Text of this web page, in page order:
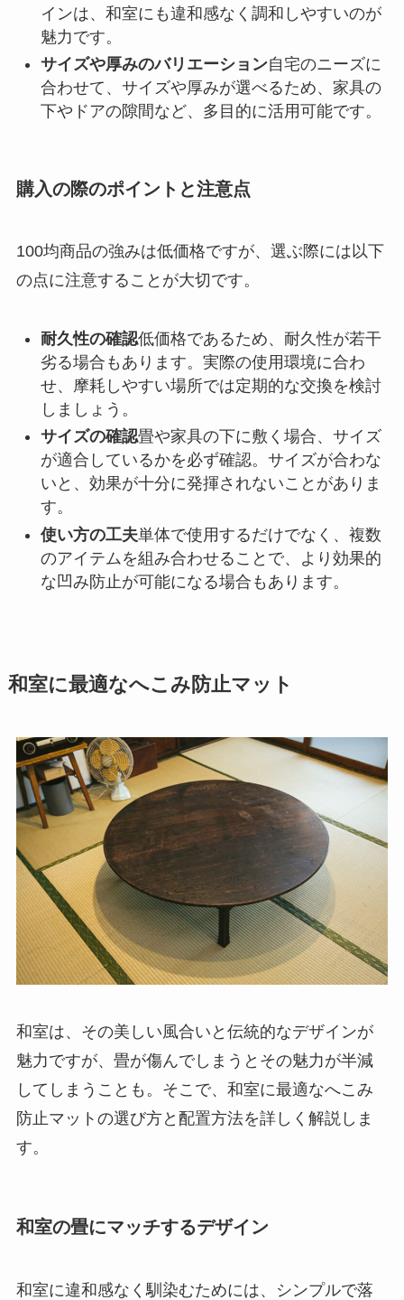
インは、和室にも違和感なく調和しやすいのが
魅力です。
サイズや厚みのバリエーション自宅のニーズに
合わせて、サイズや厚みが選べるため、家具の
下やドアの隙間など、多目的に活用可能です。
購入の際のポイントと注意点
100均商品の強みは低価格ですが、選ぶ際には以下
の点に注意することが大切です。
耐久性の確認低価格であるため、耐久性が若干
劣る場合もあります。実際の使用環境に合わ
せ、摩耗しやすい場所では定期的な交換を検討
しましょう。
サイズの確認畳や家具の下に敷く場合、サイズ
が適合しているかを必ず確認。サイズが合わな
いと、効果が十分に発揮されないことがありま
す。
使い方の工夫単体で使用するだけでなく、複数
のアイテムを組み合わせることで、より効果的
な凹み防止が可能になる場合もあります。
和室に最適なへこみ防止マット
和室は、その美しい風合いと伝統的なデザインが
魅力ですが、畳が傷んでしまうとその魅力が半減
してしまうことも。そこで、和室に最適なへこみ
防止マットの選び方と配置方法を詳しく解説しま
す。
和室の畳にマッチするデザイン
和室に違和感なく馴染むためには、シンプルで落